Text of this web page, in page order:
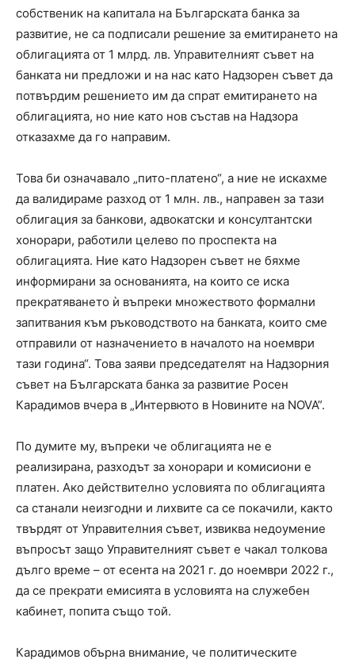
собственик на капитала на Българската банка за
развитие, не са подписали решение за емитирането на
облигацията от 1 млрд. лв. Управителният съвет на
банката ни предложи и на нас като Надзорен съвет да
потвърдим решението им да спрат емитирането на
облигацията, но ние като нов състав на Надзора
отказахме да го направим.
Това би означавало „пито-платено“, а ние не искахме
да валидираме разход от 1 млн. лв., направен за тази
облигация за банкови, адвокатски и консултантски
хонорари, работили целево по проспекта на
облигацията. Ние като Надзорен съвет не бяхме
информирани за основанията, на които се иска
прекратяването ѝ въпреки множеството формални
запитвания към ръководството на банката, които сме
отправили от назначението в началото на ноември
тази година“. Това заяви председателят на Надзорния
съвет на Българската банка за развитие Росен
Карадимов вчера в „Интервюто в Новините на NOVA”.
По думите му, въпреки че облигацията не е
реализирана, разходът за хонорари и комисиони е
платен. Ако действително условията по облигацията
са станали неизгодни и лихвите са се покачили, както
твърдят от Управителния съвет, извиква недоумение
въпросът защо Управителният съвет е чакал толкова
дълго време – от есента на 2021 г. до ноември 2022 г.,
да се прекрати емисията в условията на служебен
кабинет, попита също той.
Карадимов обърна внимание, че политическите